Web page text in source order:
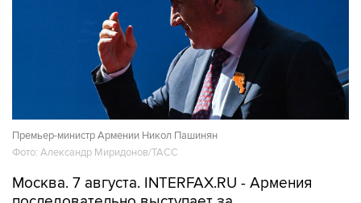
Премьер-министр Армении Никол Пашинян
Фото: Александр Миридонов/ТАСС
Москва. 7 августа. INTERFAX.RU - Армения